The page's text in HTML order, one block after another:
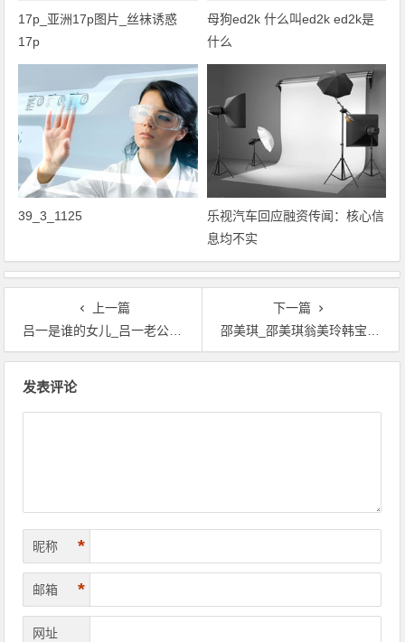
17p_亚洲17p图片_丝袜诱惑
17p
母狗ed2k 什么叫ed2k ed2k是
什么
39_3_1125
乐视汽车回应融资传闻：核心信
息均不实
上一篇
吕一是谁的女儿_吕一老公图片_吴秀波的老婆吕一
下一篇
邵美琪_邵美琪翁美玲韩宝仪_邵美琪微博
发表评论
昵称 *
邮箱 *
网址